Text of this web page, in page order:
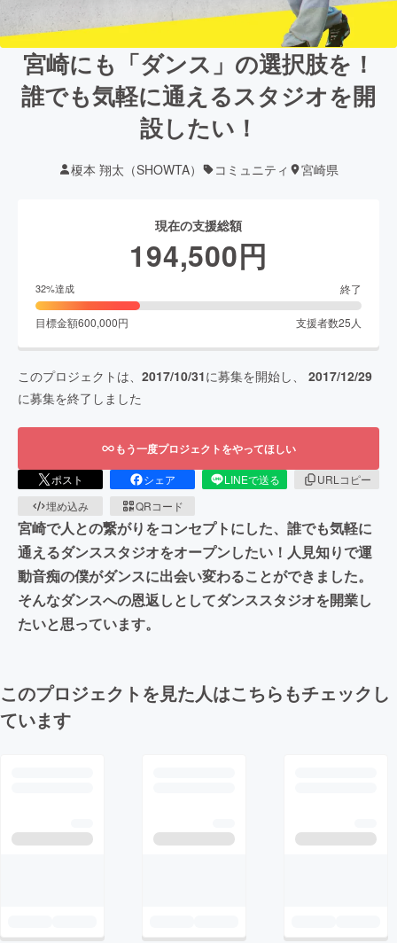
宮崎にも「ダンス」の選択肢を！
誰でも気軽に通えるスタジオを開
設したい！
榎本 翔太（SHOWTA） コミュニティ 宮崎県
現在の支援総額
194,500円
32%達成 終了
目標金額600,000円 支援者数25 人
このプロジェクトは、 2017/10/31に募集を開始し、 2017/12/29
に募集を終了しました
もう一度プロジェクトをやってほしい
ポスト シェア LINEで送る
URLコピー
埋め込み
QRコード
宮崎で人との繋がりをコンセプトにした、誰でも気軽に
通えるダンススタジオをオープンしたい！人見知りで運
動音痴の僕がダンスに出会い変わることができました。
そんなダンスへの恩返しとしてダンススタジオを開業し
たいと思っています。
このプロジェクトを見た人はこちらもチェックし
ています